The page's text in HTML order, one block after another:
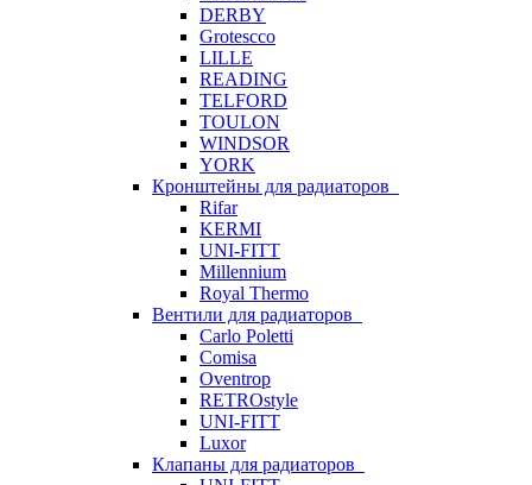
DERBY
Grotescco
LILLE
READING
TELFORD
TOULON
WINDSOR
YORK
Кронштейны для радиаторов
Rifar
KERMI
UNI-FITT
Millennium
Royal Thermo
Вентили для радиаторов
Carlo Poletti
Comisa
Oventrop
RETROstyle
UNI-FITT
Luxor
Клапаны для радиаторов